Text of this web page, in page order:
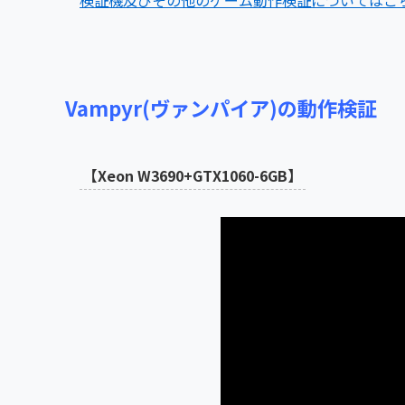
Vampyr(ヴァンパイア)の動作検証
【Xeon W3690+GTX1060-6GB】